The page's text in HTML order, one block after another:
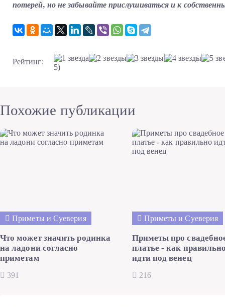
потерей, но не забывайте прислушиваться и к
Рейтинг:
5)
Похожие публикации
Приметы и Суеверия
Что может значить родинка
на ладони согласно
приметам
391
Приметы и Суеверия
Приметы про
платье - как
идти под венец
216